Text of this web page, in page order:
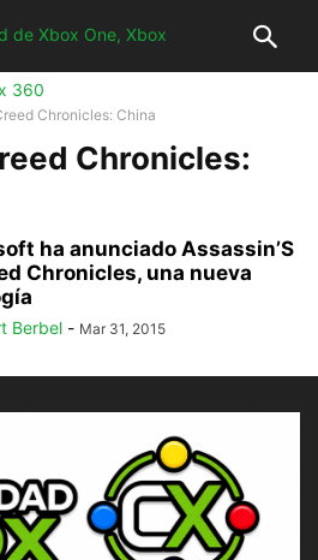
Chronicles: China
Chronicles:
ha anunciado Assassin’S
Chronicles, una nueva
Berbel - Mar 31, 2015